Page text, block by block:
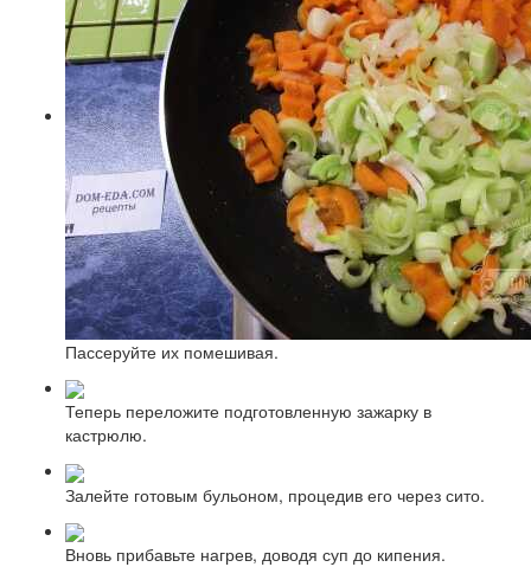
Пассеруйте их помешивая.
Теперь переложите подготовленную зажарку в
кастрюлю.
Залейте готовым бульоном, процедив его через сито.
Вновь прибавьте нагрев, доводя суп до кипения.